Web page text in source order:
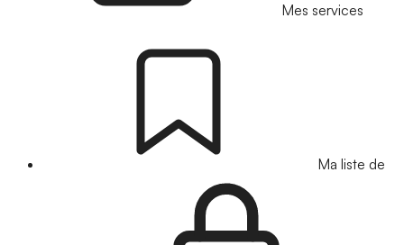
Mes services
Ma liste de